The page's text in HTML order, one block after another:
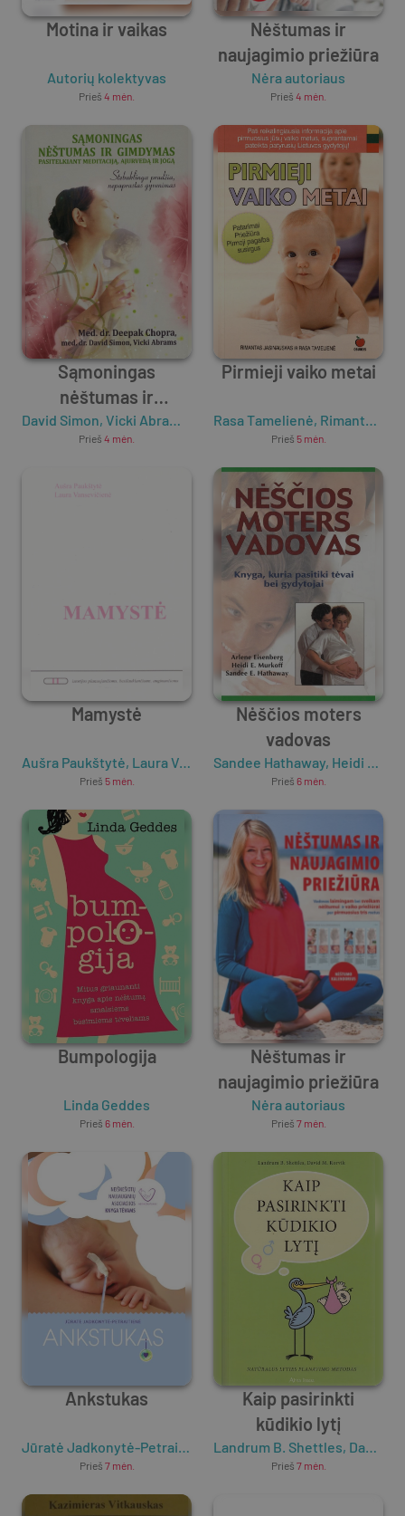
Motina ir vaikas
Autorių kolektyvas
Prieš 4 mėn.
Nėštumas ir
naujagimio priežiūra
Nėra autoriaus
Prieš 4 mėn.
Sąmoningas
nėštumas ir
gimdymas
David Simon, Vicki Abrams Deepak Chopra
Prieš 4 mėn.
Pirmieji vaiko metai
Rasa Tamelienė, Rimantas Jasinauskas
Prieš 5 mėn.
Mamystė
Aušra Paukštytė, Laura Vansevičienė
Prieš 5 mėn.
Nėščios moters
vadovas
Sandee Hathaway, Heidi Murkoff
Prieš 6 mėn.
Bumpologija
Linda Geddes
Prieš 6 mėn.
Nėštumas ir
naujagimio priežiūra
Nėra autoriaus
Prieš 7 mėn.
Ankstukas
Jūratė Jadkonytė-Petraitienė
Prieš 7 mėn.
Kaip pasirinkti
kūdikio lytį
Landrum B. Shettles, David M. Rorvik
Prieš 7 mėn.